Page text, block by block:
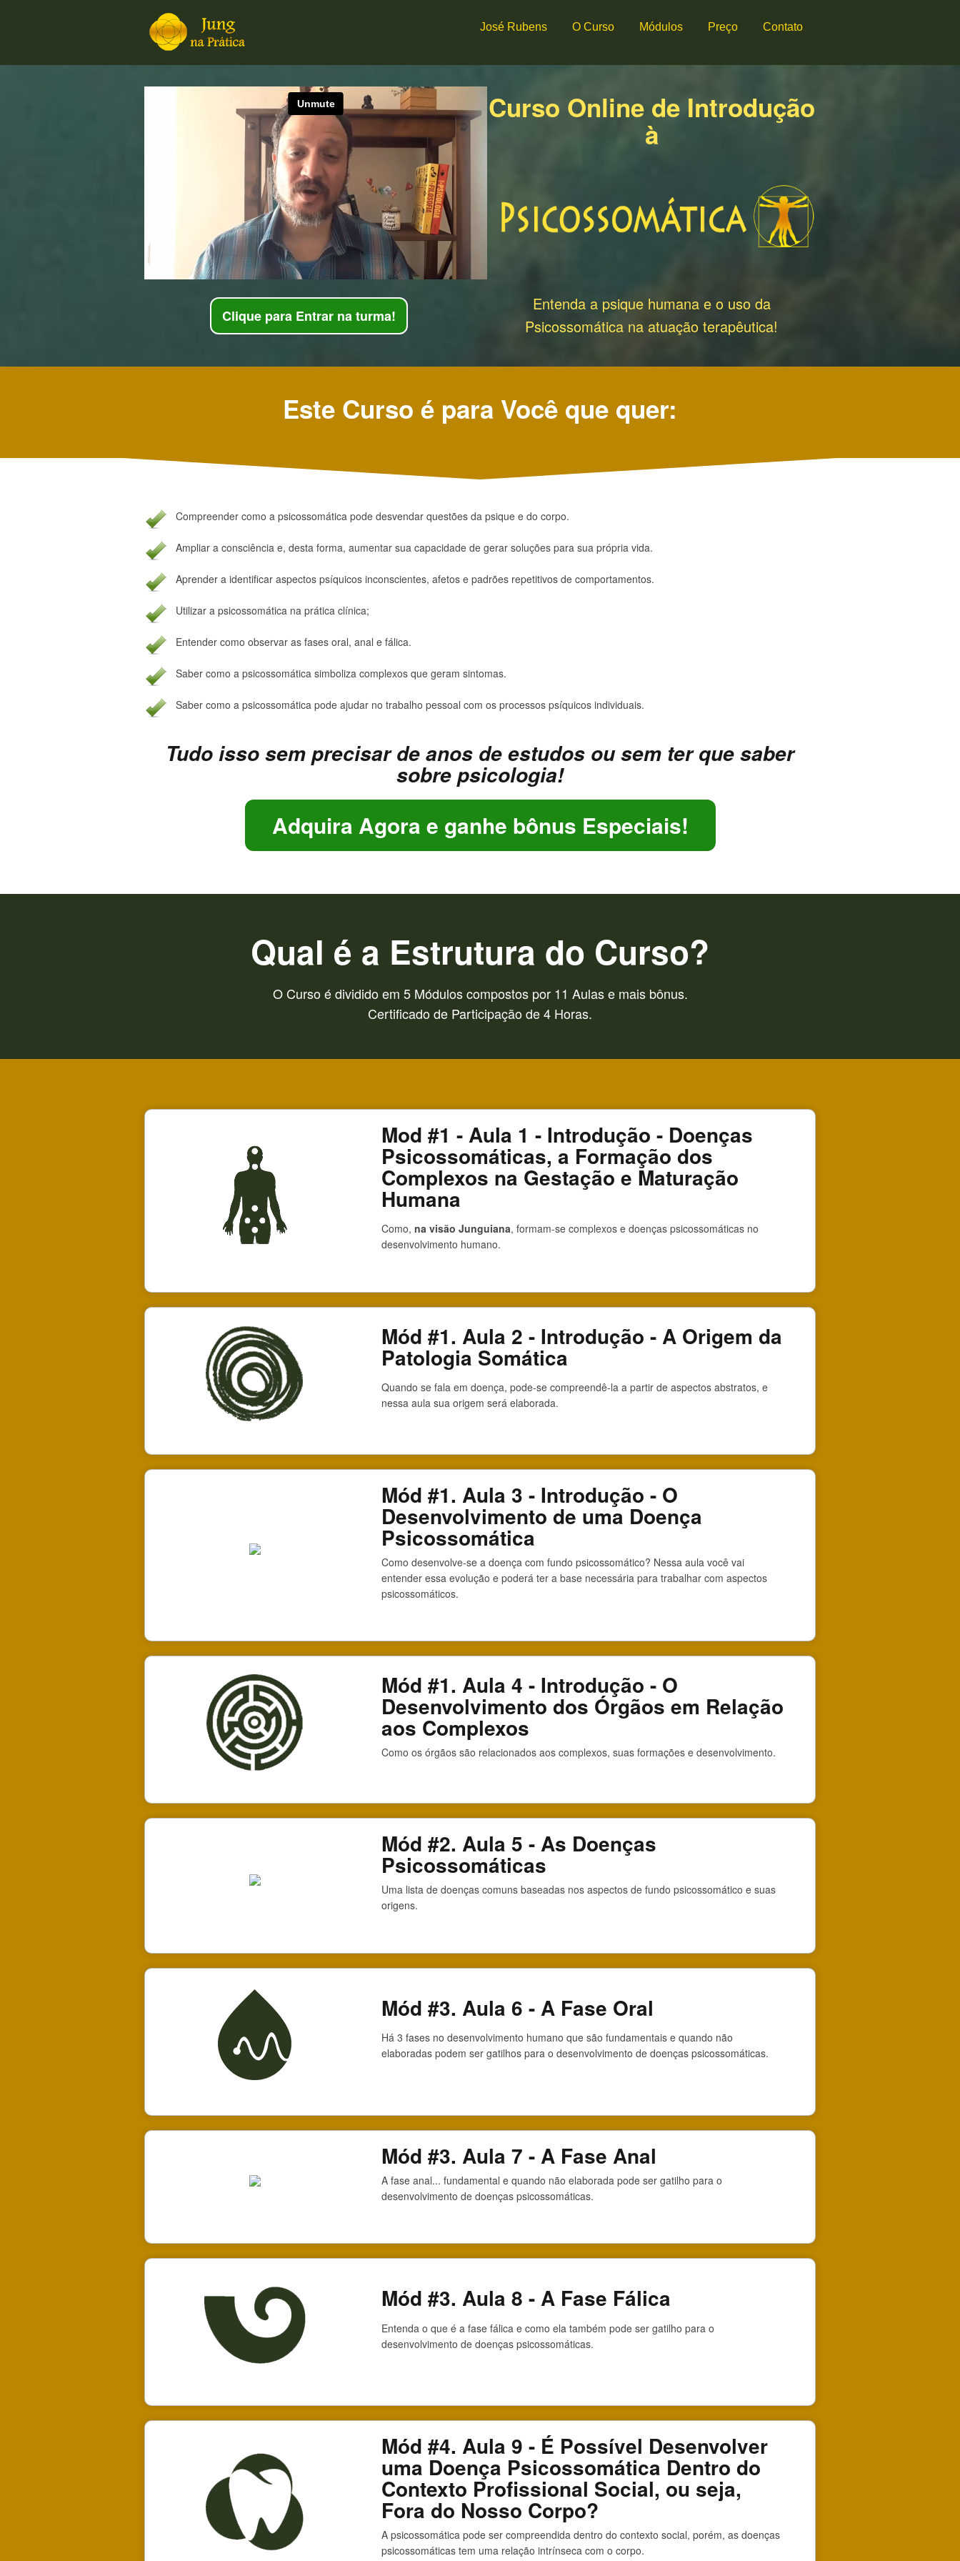
José Rubens O Curso Módulos Preço Contato
Clique para Entrar na turma!
Curso Online de Introdução
à
Entenda a psique humana e o uso da
Psicossomática na atuação terapêutica!
Este Curso é para Você que quer:
Compreender como a psicossomática pode desvendar questões da psique e do corpo.
Ampliar a consciência e, desta forma, aumentar sua capacidade de gerar soluções para sua própria vida.
Aprender a identificar aspectos psíquicos inconscientes, afetos e padrões repetitivos de comportamentos.
Utilizar a psicossomática na prática clínica;
Entender como observar as fases oral, anal e fálica.
Saber como a psicossomática simboliza complexos que geram sintomas.
Saber como a psicossomática pode ajudar no trabalho pessoal com os processos psíquicos individuais.
Tudo isso sem precisar de anos de estudos ou sem ter que saber
sobre psicologia!
Adquira Agora e ganhe bônus Especiais!
Qual é a Estrutura do Curso?
O Curso é dividido em 5 Módulos compostos por 11 Aulas e mais bônus.
Certificado de Participação de 4 Horas.
Mod #1 - Aula 1 - Introdução - Doenças
Psicossomáticas, a Formação dos
Complexos na Gestação e Maturação
Humana
Como, na visão Junguiana, formam-se complexos e doenças psicossomáticas no
desenvolvimento humano.
Mód #1. Aula 2 - Introdução - A Origem da
Patologia Somática
Quando se fala em doença, pode-se compreendê-la a partir de aspectos abstratos, e
nessa aula sua origem será elaborada.
Mód #1. Aula 3 - Introdução - O
Desenvolvimento de uma Doença
Psicossomática
Como desenvolve-se a doença com fundo psicossomático? Nessa aula você vai
entender essa evolução e poderá ter a base necessária para trabalhar com aspectos
psicossomáticos.
Mód #1. Aula 4 - Introdução - O
Desenvolvimento dos Órgãos em Relação
aos Complexos
Como os órgãos são relacionados aos complexos, suas formações e desenvolvimento.
Mód #2. Aula 5 - As Doenças
Psicossomáticas
Uma lista de doenças comuns baseadas nos aspectos de fundo psicossomático e suas
origens.
Mód #3. Aula 6 - A Fase Oral
Há 3 fases no desenvolvimento humano que são fundamentais e quando não
elaboradas podem ser gatilhos para o desenvolvimento de doenças psicossomáticas.
Mód #3. Aula 7 - A Fase Anal
A fase anal... fundamental e quando não elaborada pode ser gatilho para o
desenvolvimento de doenças psicossomáticas.
Mód #3. Aula 8 - A Fase Fálica
Entenda o que é a fase fálica e como ela também pode ser gatilho para o
desenvolvimento de doenças psicossomáticas.
Mód #4. Aula 9 - É Possível Desenvolver
uma Doença Psicossomática Dentro do
Contexto Profissional Social, ou seja,
Fora do Nosso Corpo?
A psicossomática pode ser compreendida dentro do contexto social, porém, as doenças
psicossomáticas tem uma relação intrínseca com o corpo.